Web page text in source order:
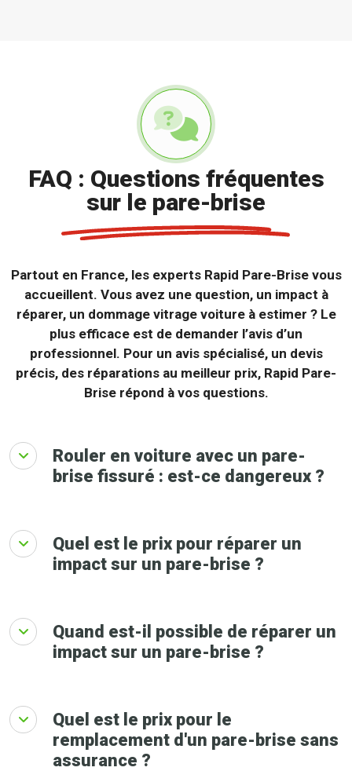
FAQ : Questions fréquentes
sur le pare-brise
Partout en France, les experts Rapid Pare-Brise vous
accueillent. Vous avez une question, un impact à
réparer, un dommage vitrage voiture à estimer ? Le
plus efficace est de demander l’avis d’un
professionnel. Pour un avis spécialisé, un devis
précis, des réparations au meilleur prix, Rapid Pare-
Brise répond à vos questions.
Rouler en voiture avec un pare-
brise fissuré : est-ce dangereux ?
Quel est le prix pour réparer un
impact sur un pare-brise ?
Quand est-il possible de réparer un
impact sur un pare-brise ?
Quel est le prix pour le
remplacement d'un pare-brise sans
assurance ?